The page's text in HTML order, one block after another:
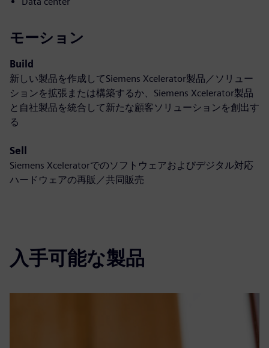
モーション
Build
新しい製品を作成してSiemens Xcelerator製品／ソリュー
ションを拡張または構築するか、Siemens Xcelerator製品
と自社製品を統合して新たな顧客ソリューションを創出す
る
Sell
Siemens Xceleratorでのソフトウェアおよびデジタル対応
ハードウェアの再販／共同販売
入手可能な製品